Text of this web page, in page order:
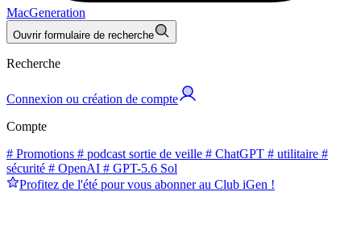
MacGeneration
Ouvrir formulaire de recherche
Recherche
Connexion ou création de compte
Compte
# Promotions # podcast sortie de veille # ChatGPT # utilitaire #
sécurité # OpenAI # GPT-5.6 Sol
Profitez de l'été pour vous abonner au Club iGen !